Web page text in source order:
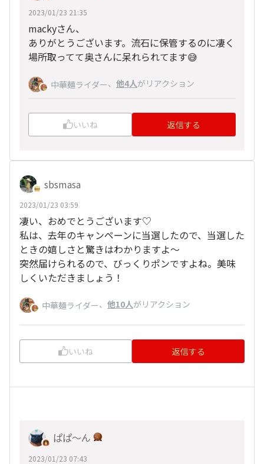
2023/01/23 21:35
mackyさん、
ありがとうございます。流石に保管するのに凄く
場所取ってて奥さんに呆れられてます😅
中華麺ライダー、 他4人がリアクション
いいね 返信する
sbsmasa
2023/01/23 03:59
凄い、おめでとうございます♡
私は、去年のキャンペーンに当選したので、当選した
ときの嬉しさと驚きはわかりますよ～
突然届けられるので、びっくりポンですよね。美味
しくいただきましょう！
中華麺ライダー、 他10人がリアクション
いいね 返信する
ぱぱ〜ん
2023/01/23 07:43